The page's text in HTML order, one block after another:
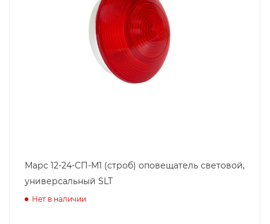
Марс 12-24-СП-М1 (строб) оповещатель световой,
универсальный SLT
Нет в наличии